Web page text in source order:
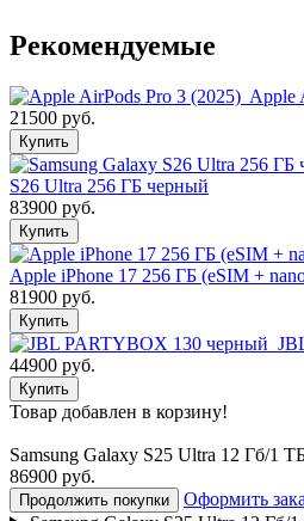
Рекомендуемые
Apple
21500 руб.
Купить
S26 Ultra 256 ГБ черный
83900 руб.
Купить
Apple iPhone 17 256 ГБ (eSIM +
81900 руб.
Купить
44900 руб.
Купить
Товар добавлен в корзину!
Samsung Galaxy S25 Ultra 12 Гб/1
86900 руб.
Продолжить покупки
Оформить